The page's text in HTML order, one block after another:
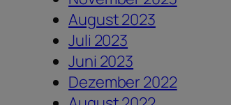
August 2023
Juli 2023
Juni 2023
Dezember 2022